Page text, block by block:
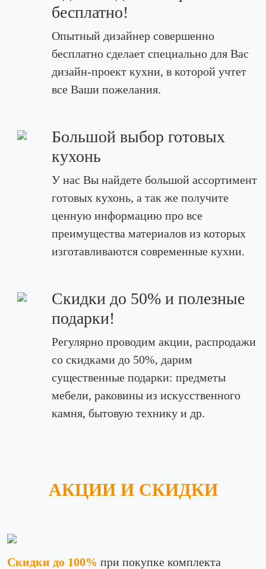
бесплатно!
Опытный дизайнер совершенно
бесплатно сделает специально для Вас
дизайн-проект кухни, в которой учтет
все Ваши пожелания.
Большой выбор готовых
кухонь
У нас Вы найдете большой ассортимент
готовых кухонь, а так же получите
ценную информацию про все
преимущества материалов из которых
изготавливаются современные кухни.
Скидки до 50% и полезные
подарки!
Регулярно проводим акции, распродажи
со скидками до 50%, дарим
существенные подарки: предметы
мебели, раковины из искусственного
камня, бытовую технику и др.
АКЦИИ И СКИДКИ
Скидки до 100% при покупке комплекта